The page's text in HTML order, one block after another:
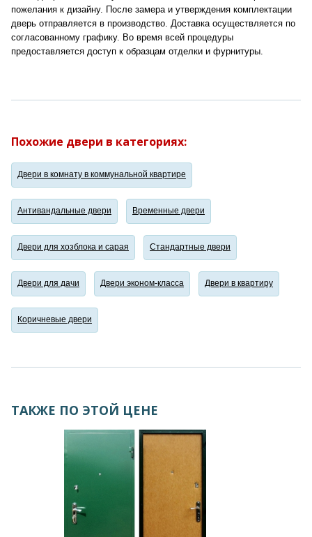
пожелания к дизайну. После замера и утверждения комплектации
дверь отправляется в производство. Доставка осуществляется по
согласованному графику. Во время всей процедуры
предоставляется доступ к образцам отделки и фурнитуры.
Похожие двери в категориях:
Двери в комнату в коммунальной квартире
Антивандальные двери Временные двери
Двери для хозблока и сарая Стандартные двери
Двери для дачи Двери эконом-класса Двери в квартиру
Коричневые двери
ТАКЖЕ ПО ЭТОЙ ЦЕНЕ